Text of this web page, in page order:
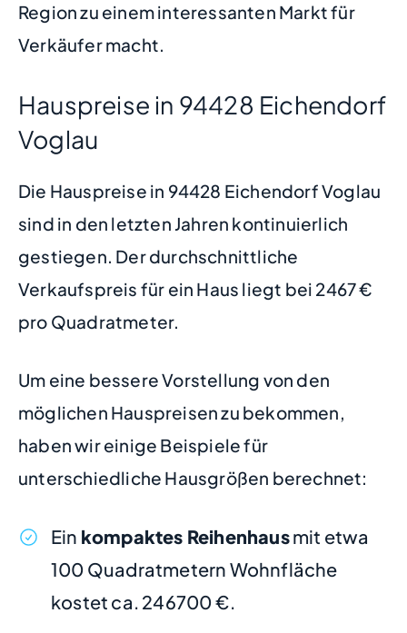
Region zu einem interessanten Markt für
Verkäufer macht.
Hauspreise in 94428 Eichendorf
Voglau
Die Hauspreise in 94428 Eichendorf Voglau
sind in den letzten Jahren kontinuierlich
gestiegen. Der durchschnittliche
Verkaufspreis für ein Haus liegt bei 2467 €
pro Quadratmeter.
Um eine bessere Vorstellung von den
möglichen Hauspreisen zu bekommen,
haben wir einige Beispiele für
unterschiedliche Hausgrößen berechnet:
Ein kompaktes Reihenhausmit etwa
100 Quadratmetern Wohnfläche
kostet ca. 246700 €.